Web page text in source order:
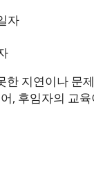
한 지연이나 문
, 후임자의 교